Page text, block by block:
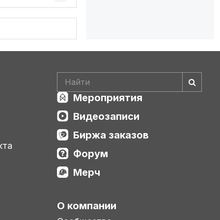
Мероприятия
Видеозаписи
Биржа заказов
Форум
Мерч
О компании